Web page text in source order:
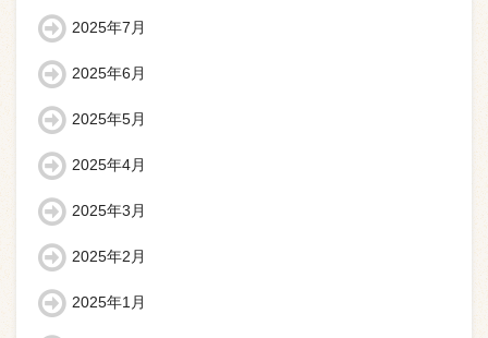
2025年7月
2025年6月
2025年5月
2025年4月
2025年3月
2025年2月
2025年1月